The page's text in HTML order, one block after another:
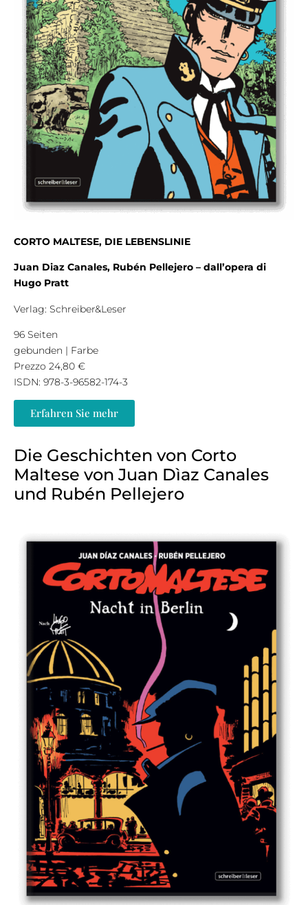
CORTO MALTESE, DIE LEBENSLINIE
Juan Diaz Canales, Rubén Pellejero – dall’opera di
Hugo Pratt
Verlag: Schreiber&Leser
96 Seiten
gebunden | Farbe
Prezzo 24,80 €
ISDN: 978-3-96582-174-3
Erfahren Sie mehr
Die Geschichten von Corto
Maltese von Juan Dìaz Canales
und Rubén Pellejero